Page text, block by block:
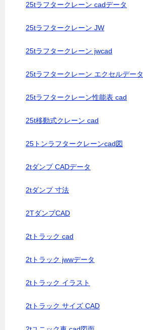
25tラフタークレーン cadデータ
25tラフタークレーン JW
25tラフタークレーン jwcad
25tラフタークレーン エクセルデータ
25tラフタークレーン性能表 cad
25t移動式クレーン cad
25トンラフタークレーンcad図
2tダンプ CADデータ
2tダンプ 寸法
2TダンプCAD
2tトラック cad
2tトラック jwwデータ
2tトラック イラスト
2tトラック サイズ CAD